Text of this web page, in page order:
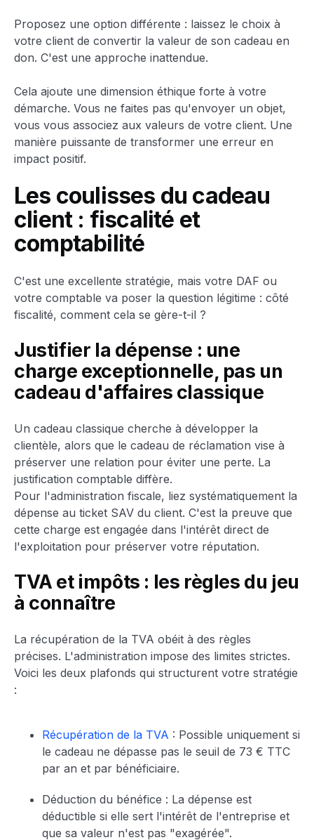
Proposez une option différente : laissez le choix à
votre client de convertir la valeur de son cadeau en
don. C'est une approche inattendue.
Cela ajoute une dimension éthique forte à votre
démarche. Vous ne faites pas qu'envoyer un objet,
vous vous associez aux valeurs de votre client. Une
manière puissante de transformer une erreur en
impact positif.
Les coulisses du cadeau
client : fiscalité et
comptabilité
C'est une excellente stratégie, mais votre DAF ou
votre comptable va poser la question légitime : côté
fiscalité, comment cela se gère-t-il ?
Justifier la dépense : une
charge exceptionnelle, pas un
cadeau d'affaires classique
Un cadeau classique cherche à développer la
clientèle, alors que le cadeau de réclamation vise à
préserver une relation pour éviter une perte. La
justification comptable diffère.
Pour l'administration fiscale, liez systématiquement la
dépense au ticket SAV du client. C'est la preuve que
cette charge est engagée dans l'intérêt direct de
l'exploitation pour préserver votre réputation.
TVA et impôts : les règles du jeu
à connaître
La récupération de la TVA obéit à des règles
précises. L'administration impose des limites strictes.
Voici les deux plafonds qui structurent votre stratégie
:
Récupération de la TVA : Possible uniquement si
le cadeau ne dépasse pas le seuil de 73 € TTC
par an et par bénéficiaire.
Déduction du bénéfice : La dépense est
déductible si elle sert l'intérêt de l'entreprise et
que sa valeur n'est pas "exagérée".